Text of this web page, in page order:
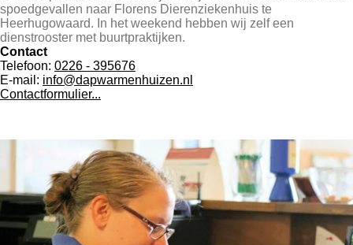
spoedgevallen naar Florens Dierenziekenhuis te
Heerhugowaard. In het weekend hebben wij zelf een
dienstrooster met buurtpraktijken.
Contact
Telefoon: 0226 - 395676
E-mail: info@dapwarmenhuizen.nl
Contactformulier...